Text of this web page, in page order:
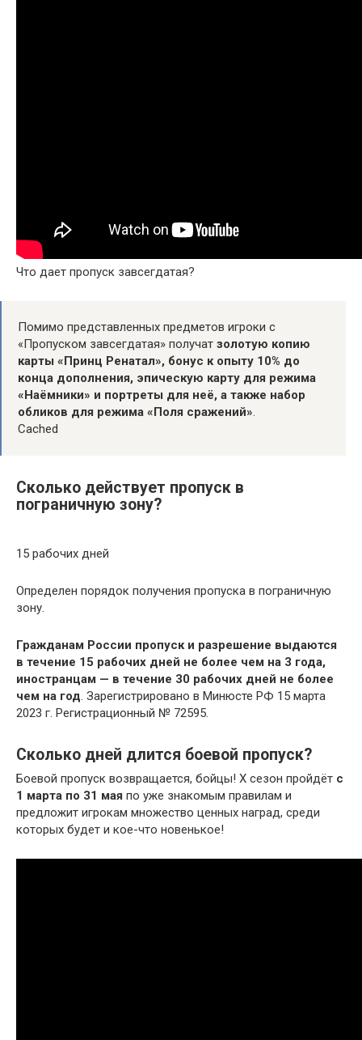
Что дает пропуск завсегдатая?
Помимо представленных предметов игроки с
«Пропуском завсегдатая» получат золотую копию
карты «Принц Ренатал», бонус к опыту 10% до
конца дополнения, эпическую карту для режима
«Наёмники» и портреты для неё, а также набор
обликов для режима «Поля сражений».
Cached
Сколько действует пропуск в
пограничную зону?
15 рабочих дней
Определен порядок получения пропуска в пограничную
зону.
Гражданам России пропуск и разрешение выдаются
в течение 15 рабочих дней не более чем на 3 года,
иностранцам — в течение 30 рабочих дней не более
чем на год. Зарегистрировано в Минюсте РФ 15 марта
2023 г. Регистрационный № 72595.
Сколько дней длится боевой пропуск?
Боевой пропуск возвращается, бойцы! X сезон пройдёт с
1 марта по 31 мая по уже знакомым правилам и
предложит игрокам множество ценных наград, среди
которых будет и кое-что новенькое!